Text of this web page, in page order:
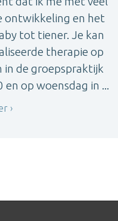
ontwikkeling en het
tot tiener. Je kan
therapie op
in de groepspraktijk
en op woensdag in ...